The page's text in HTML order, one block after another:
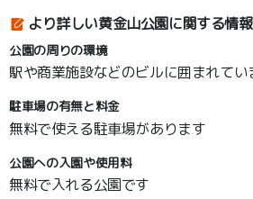
より詳しい黄金山公園に関する情報
公園の周りの環境
駅や商業施設などのビルに囲まれてい
駐車場の有無と料金
無料で使える駐車場があります
公園への入園や使用料
無料で入れる公園です